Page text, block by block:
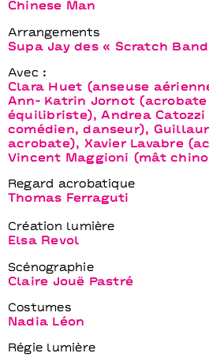
Chinese Man
Arrangements
Supa Jay des « Scratch
Avec :
Clara Huet (anseuse
Ann- Katrin Jornot
équilibriste), Andrea Catozzi
comédien, danseur),
acrobate), Xavier Lavabre
Vincent Maggioni (mât
Regard acrobatique
Thomas Ferraguti
Création lumière
Elsa Revol
Scénographie
Claire Jouë Pastré
Costumes
Nadia Léon
Régie lumière